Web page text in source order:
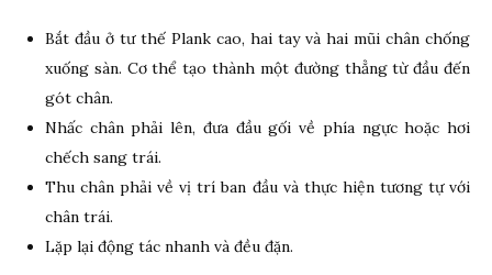
Bắt đầu ở tư thế Plank cao, hai tay và hai mũi chân chống
xuống sàn. Cơ thể tạo thành một đường thẳng từ đầu đến
gót chân.
Nhấc chân phải lên, đưa đầu gối về phía ngực hoặc hơi
chếch sang trái.
Thu chân phải về vị trí ban đầu và thực hiện tương tự với
chân trái.
Lặp lại động tác nhanh và đều đặn.